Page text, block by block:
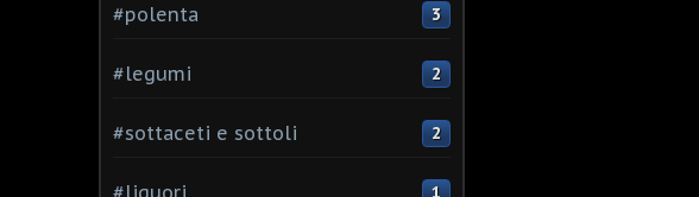
#polenta 3
#legumi 2
#sottaceti e sottoli 2
#liquori 1